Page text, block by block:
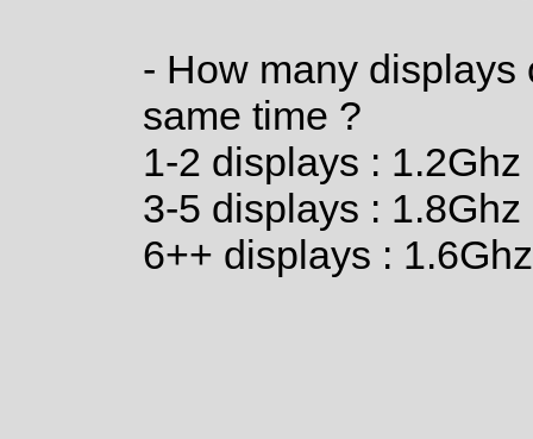
- How many displays
same time ?
1-2 displays :
3-5 displays :
6++ displays :